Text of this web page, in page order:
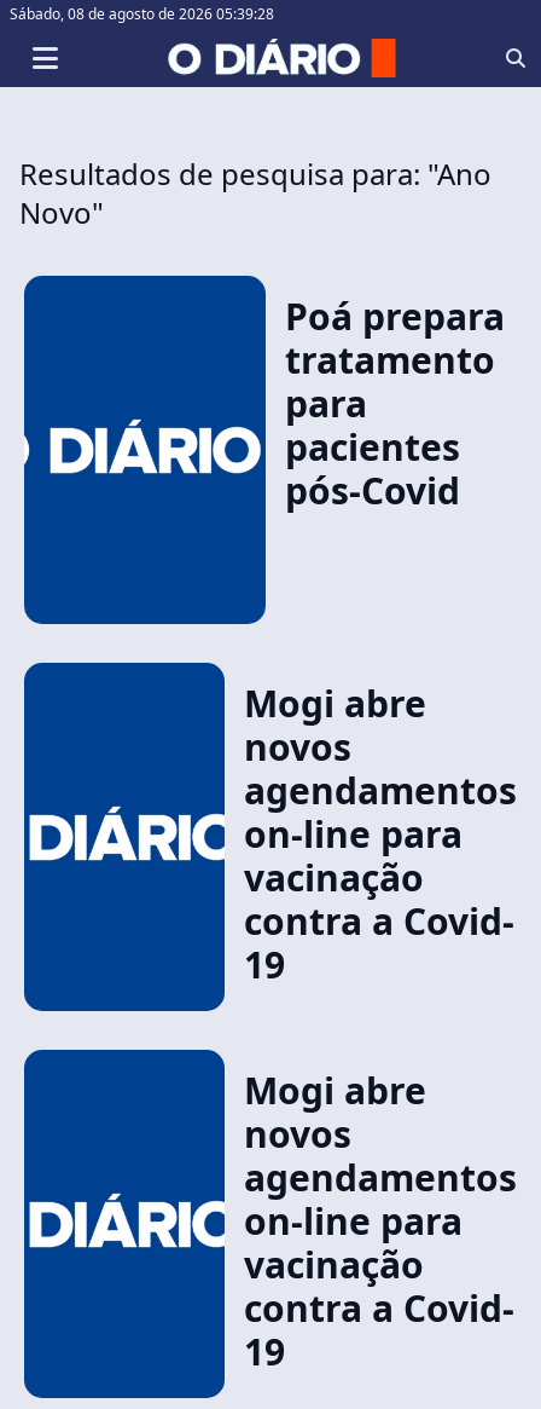
Sábado,08 de agosto de 2026 05:39:28
Resultados de pesquisa para: "Ano
Novo"
Poá prepara
tratamento
para
pacientes
pós-Covid
Mogi abre
novos
agendamentos
on-line para
vacinação
contra a Covid-
19
Mogi abre
novos
agendamentos
on-line para
vacinação
contra a Covid-
19